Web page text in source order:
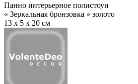
Панно интерьерное полистоун
« Зеркальная бронзовка » золото
13 х 5 х 20 см